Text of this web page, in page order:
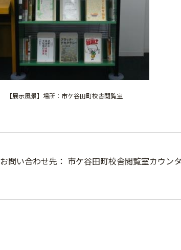
【展示風景】場所：市ケ谷田町校舎閲覧室
お問い合わせ先： 市ケ谷田町校舎閲覧室カウン